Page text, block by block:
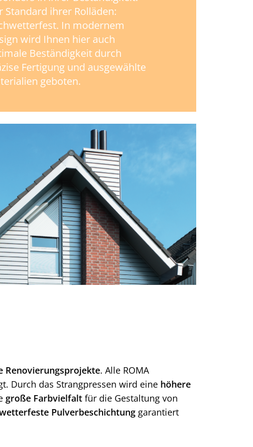
Standard ihrer Rolläden:
In modernem
wird Ihnen hier auch
Beständigkeit durch
Fertigung und ausgewählte
geboten.
Renovierungsprojekte. Alle ROMA
Durch das Strangpressen wird eine höhere
große Farbvielfalt für die Gestaltung von
Pulverbeschichtung garantiert